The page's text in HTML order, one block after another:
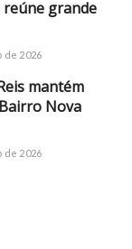
grande
de 2026
mantém
Nova
de 2026